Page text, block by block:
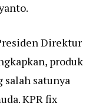
Direktur
produk
salah satunya
KPR fix